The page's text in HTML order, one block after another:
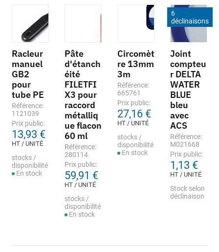
Racleur
manuel
GB2
pour
tube PE
Référence:
1121039
Prix public:
13,93 €
HT / UNITÉ
stocks /
disponibilité
En stock
Pâte
d'étanch
éité
FILETFI
X3 pour
raccord
métalliq
ue flacon
60 ml
Référence:
280114
Prix public:
59,91 €
HT / UNITÉ
stocks /
disponibilité
En stock
Circomèt
re 13mm
3m
Référence:
665761
Prix public:
27,16 €
HT / UNITÉ
stocks /
disponibilité
En stock
6
déclinaisons
Joint
compteu
r DELTA
WATER
BLUE
bleu
avec
ACS
Référence:
M021668
Prix public:
1,13 €
HT / UNITÉ
Stock selon
déclinaison